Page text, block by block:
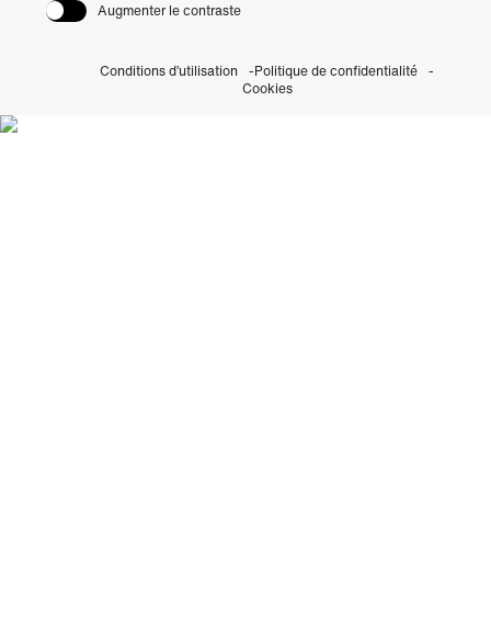
Augmenter le contraste
Conditions d’utilisation
Politique de confidentialité
Cookies